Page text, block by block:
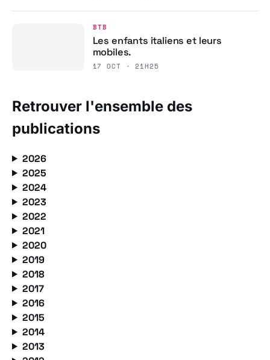
BTB
Les enfants italiens et leurs
mobiles.
17 OCT · 21H25
Retrouver l'ensemble des
publications
2026
2025
2024
2023
2022
2021
2020
2019
2018
2017
2016
2015
2014
2013